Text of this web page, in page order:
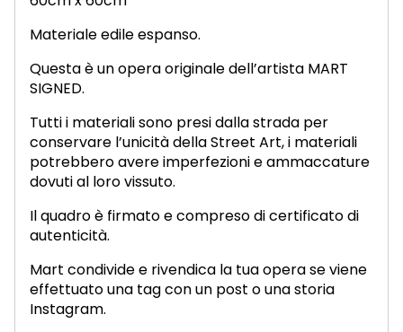
Materiale edile espanso.
Questa è un opera originale dell’artista MART
SIGNED.
Tutti i materiali sono presi dalla strada per
conservare l’unicità della Street Art, i materiali
potrebbero avere imperfezioni e ammaccature
dovuti al loro vissuto.
Il quadro è firmato e compreso di certificato di
autenticità.
Mart condivide e rivendica la tua opera se viene
effettuato una tag con un post o una storia
Instagram.